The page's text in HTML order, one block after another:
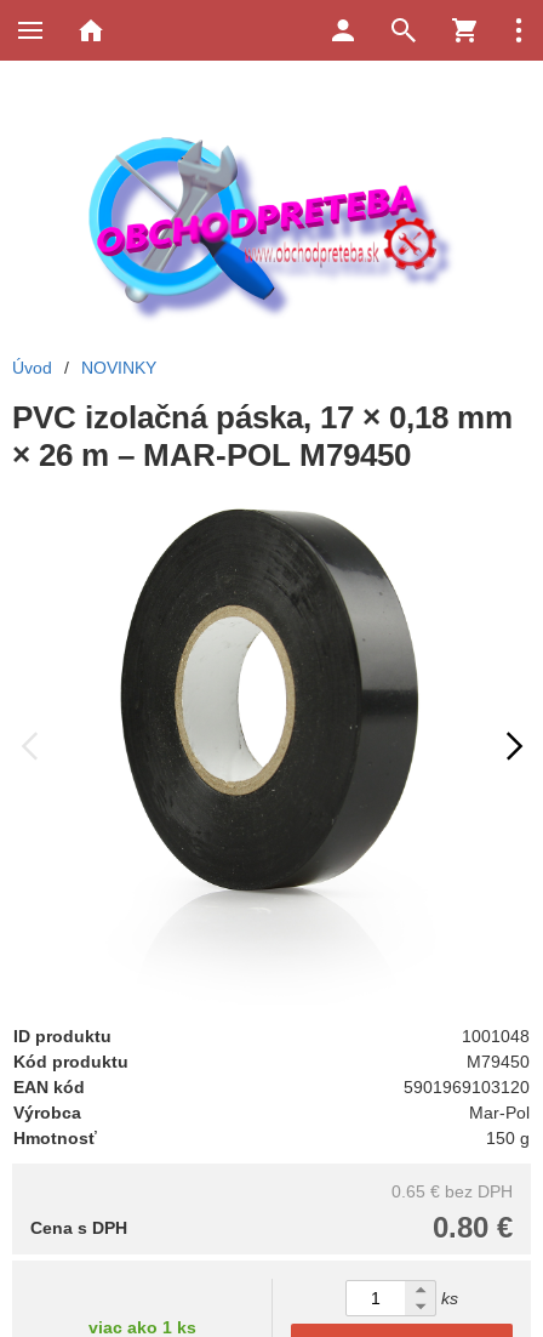
Úvod / NOVINKY
PVC izolačná páska, 17 × 0,18 mm
× 26 m – MAR-POL M79450
ID produktu
1001048
Kód produktu
M79450
EAN kód
5901969103120
Výrobca
Mar-Pol
Hmotnosť
150 g
0.65 € bez DPH
0.80 €
Cena s DPH
viac ako 1 ks
ks